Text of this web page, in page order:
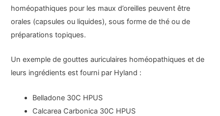
homéopathiques pour les maux d’oreilles peuvent être
orales (capsules ou liquides), sous forme de thé ou de
préparations topiques.
Un exemple de gouttes auriculaires homéopathiques et de
leurs ingrédients est fourni par Hyland :
Belladone 30C HPUS
Calcarea Carbonica 30C HPUS